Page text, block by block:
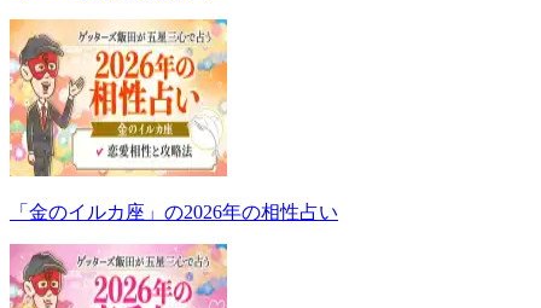
「金のイルカ座」の2026年の相性占い